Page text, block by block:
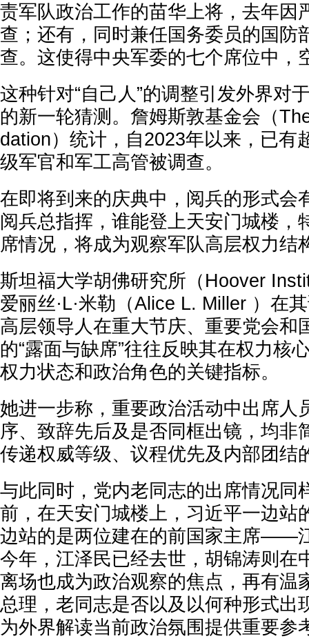
责军队政治工作的苗华上将，去年因
查；还有，同时兼任国务委员的国防
查。这使得中央军委的七个席位中，
这种针对“自己人”的调整引发外界对
的新一轮猜测。詹姆斯敦基金会（
dation）统计，自2023年以来，已有
级军官和军工高管被调查。
在即将到来的庆典中，阅兵的形式会
阅兵总指挥，谁能登上天安门城楼，
席情况，将成为观察军队高层权力结
斯坦福大学胡佛研究所（Hoover
爱丽丝·L·米勒（Alice L. Miller ）在
高层领导人在重大节庆、重要党会和
的“露面与缺席”往往反映其在权力核
权力状态和政治角色的关键指标。
她进一步称，重要政治活动中出席人
序、致辞先后及是否同框出镜，均非
传递权威等级、议程优先及内部团结
与此同时，党内老同志的出席情况同
前，在天安门城楼上，习近平一边站
边站的是两位建在的前国家主席——
今年，江泽民已经去世，胡锦涛则在
离场也成为政治观察的焦点，再有温
总理，老同志是否以及以何种形式出
为外界解读当前政治氛围提供重要参